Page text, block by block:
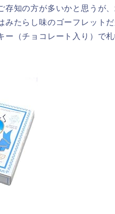
存知の方が多いかと思うが
みたらし味のゴーフレット
ー（チョコレート入り）で